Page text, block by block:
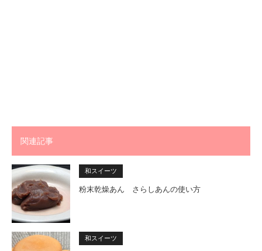
関連記事
和スイーツ
粉末乾燥あん さらしあんの使い方
和スイーツ